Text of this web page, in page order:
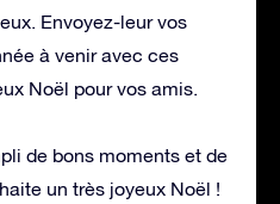
Envoyez-leur vos
à venir avec ces
Noël pour vos amis.
de bons moments et de
un très joyeux Noël !